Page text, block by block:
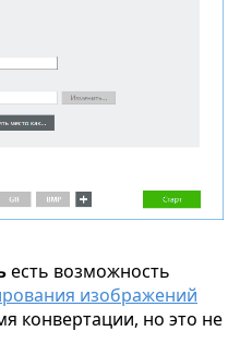
есть возможность
изображений
конвертации, но это не